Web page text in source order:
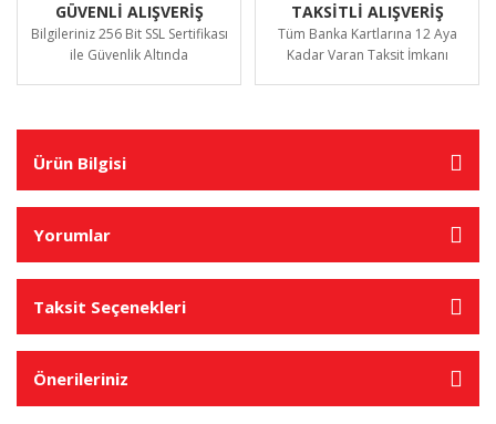
GÜVENLİ ALIŞVERİŞ
Bilgileriniz 256 Bit SSL Sertifikası
ile Güvenlik Altında
TAKSİTLİ ALIŞVERİŞ
Tüm Banka Kartlarına 12 Aya
Kadar Varan Taksit İmkanı
Ürün Bilgisi
Yorumlar
Taksit Seçenekleri
Önerileriniz